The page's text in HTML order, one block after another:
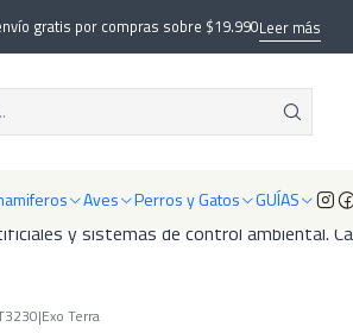
Aves Perros y Gatos GUÍAS
gratis por compras sobre $19.990Leer más
Inicio Reptiles
y sistemas de control ambiental.
|Exo Terra